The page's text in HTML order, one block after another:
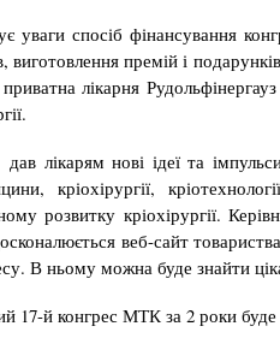
уваги спосіб фінансування
виготовлення премій і
приватна лікарня
лікарям нові ідеї та
кріохірургії,
розвитку кріохірургії.
веб-сайт
В ньому можна буде знайти
17-й конгрес МТК за 2 роки буде